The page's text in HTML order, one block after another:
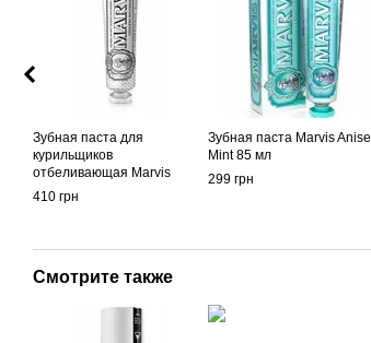
Зубная паста для
курильщиков
отбеливающая Marvis
Smokers Whitening Mint
410 грн
Зубная паста Marvis Anise
Mint 85 мл
299 грн
Смотрите также